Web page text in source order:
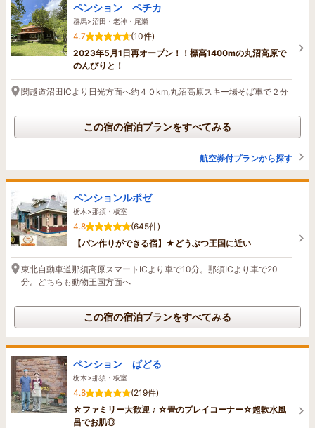
ペンション ペチカ
群馬>沼田・老神・尾瀬
4.7
(10件)
2023年5月1日再オープン！！標高1400mの丸沼高原で
のんびりと！
関越道沼田ICより日光方面へ約４０km,丸沼高原スキー場そば車で２分
この宿の宿泊プランをすべてみる
航空券付プランから探す
ペンションルポゼ
栃木>那須・板室
4.8
(645件)
【パン作りができる宿】★どうぶつ王国に近い
東北自動車道那須高原スマートICより車で10分。那須ICより車で20
分。どちらも動物王国方面へ
この宿の宿泊プランをすべてみる
ペンション ぱどる
栃木>那須・板室
4.8
(219件)
☆ファミリー大歓迎 ♪ ☆畳のプレイコーナー☆超軟水風
呂でお肌◎